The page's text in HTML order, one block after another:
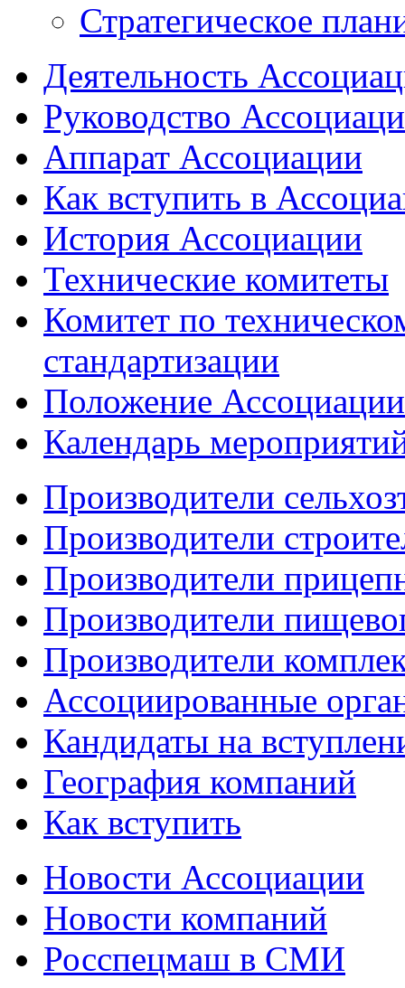
Стратегическое
Деятельность
Руководство
Аппарат Ассоциации
Как вступить в
История Ассоциации
Технические комитеты
Комитет по
стандартизации
Положение
Календарь
Производители
Производители
Производители
Производители
Производители
Ассоциированные
Кандидаты на
География компаний
Как вступить
Новости Ассоциации
Новости компаний
Росспецмаш в СМИ